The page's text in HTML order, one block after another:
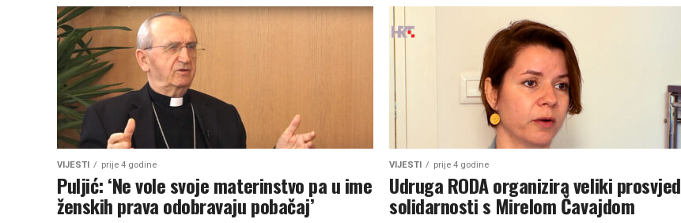
VIJESTI prije 4 godine
Puljić: ‘Ne vole svoje materinstvo pa u ime
ženskih prava odobravaju pobačaj’
VIJESTI prije 4 godine
Udruga RODA organizira veliki prosvjed
solidarnosti s Mirelom Čavajdom